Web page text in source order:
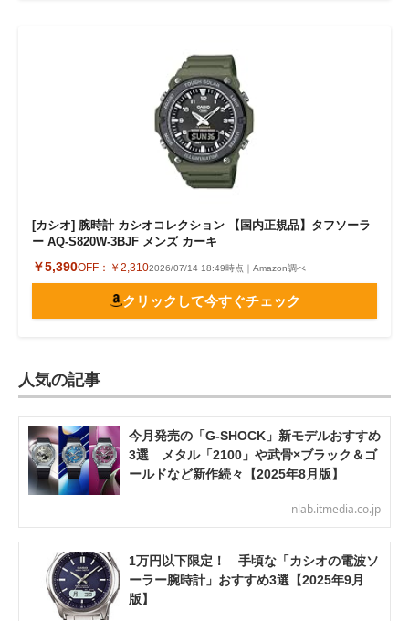
[カシオ] 腕時計 カシオコレクション 【国内正規品】タフソーラ
ー AQ-S820W-3BJF メンズ カーキ
￥5,390OFF： ￥2,3102026/07/14 18:49時点｜Amazon調べ
クリックして今すぐチェック
人気の記事
今月発売の「G-SHOCK」新モデルおすすめ
3選 メタル「2100」や武骨×ブラック＆ゴ
ールドなど新作続々【2025年8月版】
nlab.itmedia.co.jp
1万円以下限定！ 手頃な「カシオの電波ソ
ーラー腕時計」おすすめ3選【2025年9月
版】